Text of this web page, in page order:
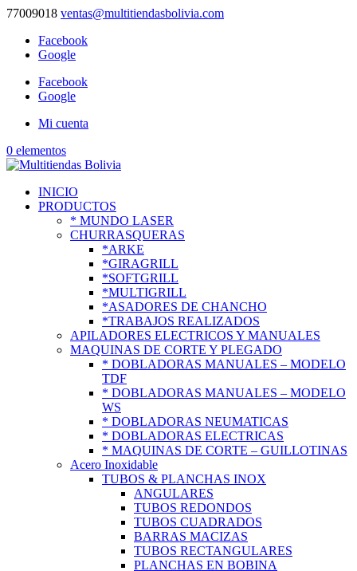
77009018 ventas@multitiendasbolivia.com
Facebook
Google
Facebook
Google
Mi cuenta
0 elementos
INICIO
PRODUCTOS
* MUNDO LASER
CHURRASQUERAS
*ARKE
*GIRAGRILL
*SOFTGRILL
*MULTIGRILL
*ASADORES DE CHANCHO
*TRABAJOS REALIZADOS
APILADORES ELECTRICOS Y MANUALES
MAQUINAS DE CORTE Y PLEGADO
* DOBLADORAS MANUALES – MODELO
TDF
* DOBLADORAS MANUALES – MODELO
WS
* DOBLADORAS NEUMATICAS
* DOBLADORAS ELECTRICAS
* MAQUINAS DE CORTE – GUILLOTINAS
Acero Inoxidable
TUBOS & PLANCHAS INOX
ANGULARES
TUBOS REDONDOS
TUBOS CUADRADOS
BARRAS MACIZAS
TUBOS RECTANGULARES
PLANCHAS EN BOBINA